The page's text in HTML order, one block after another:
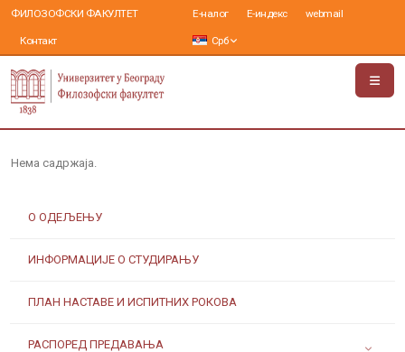
ФИЛОЗОФСКИ ФАКУЛТЕТ
Контакт
Е-налог Е-индекс webmail
Срб
О ОДЕЉЕЊУ
ИНФОРМАЦИЈЕ О СТУДИРАЊУ
ПЛАН НАСТАВЕ И ИСПИТНИХ РОКОВА
РАСПОРЕД ПРЕДАВАЊА
Нема садржаја.